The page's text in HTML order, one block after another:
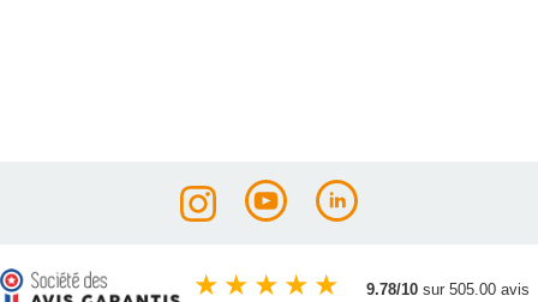
★ ★ ★ ★ ★ 9.78/10 sur 505.00 avis